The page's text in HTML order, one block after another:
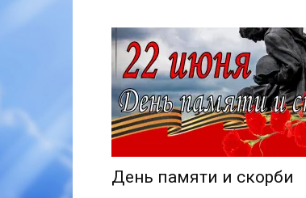
День памяти и скорби